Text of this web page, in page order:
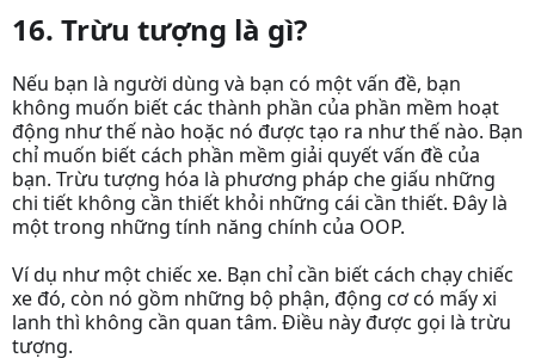
16. Trừu tượng là gì?
Nếu bạn là người dùng và bạn có một vấn đề, bạn
không muốn biết các thành phần của phần mềm hoạt
động như thế nào hoặc nó được tạo ra như thế nào. Bạn
chỉ muốn biết cách phần mềm giải quyết vấn đề của
bạn. Trừu tượng hóa là phương pháp che giấu những
chi tiết không cần thiết khỏi những cái cần thiết. Đây là
một trong những tính năng chính của OOP.
Ví dụ như một chiếc xe. Bạn chỉ cần biết cách chạy chiếc
xe đó, còn nó gồm những bộ phận, động cơ có mấy xi
lanh thì không cần quan tâm. Điều này được gọi là trừu
tượng.